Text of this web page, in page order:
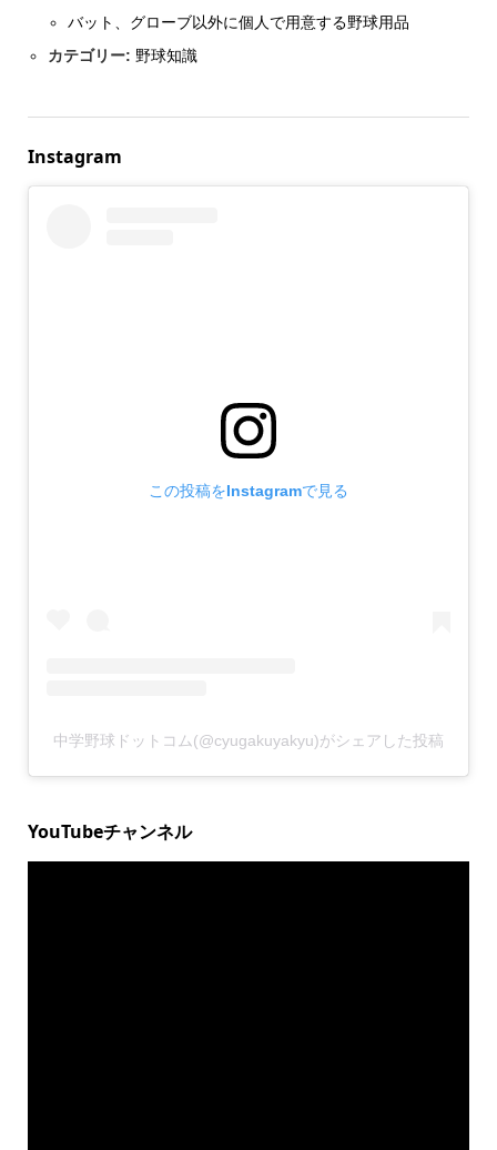
バット、グローブ以外に個人で用意する野球用品
カテゴリー:野球知識
Instagram
この投稿をInstagramで見る
中学野球ドットコム(@cyugakuyakyu)がシェアした投稿
YouTubeチャンネル